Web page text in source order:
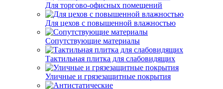
Для торгово-офисных помещений
Для цехов с повышенной влажностью
Сопутствующие материалы
Тактильная плитка для слабовидящих
Уличные и грязезащитные покрытия